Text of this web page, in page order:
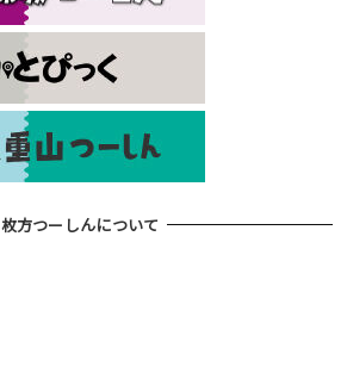
枚方つーしんについて